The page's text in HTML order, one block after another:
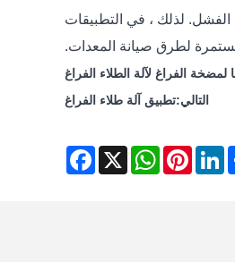
الفشل. لذلك ، في التطبيقات
لطرق صيانة المعدات.
الفراغ لآلة الطلاء الفراغ
التالي:تطبيق آلة طلاء الفراغ
Facebook X
WhatsAppPinterestLinkedIn